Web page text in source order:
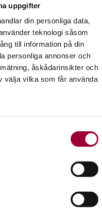
uppgifter
din personliga data,
teknologi såsom
till information på din
personliga annonser och
åskådarinsikter och
välja vilka som får använda
till flera meter
uppgifter behandlas
när som helst från
Wallerström
post
om i landet - både